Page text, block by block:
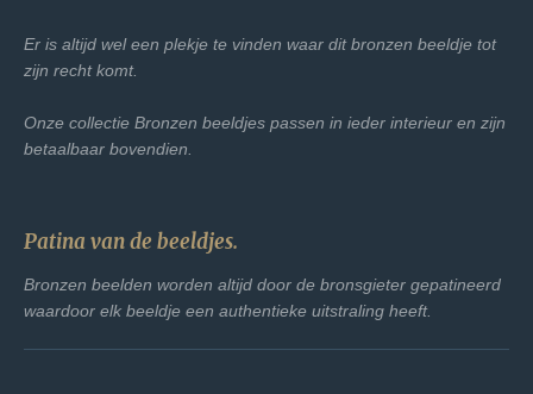
Er is altijd wel een plekje te vinden waar dit bronzen beeldje tot
zijn recht komt.
Onze collectie Bronzen beeldjes passen in ieder interieur en zijn
betaalbaar bovendien.
Patina van de beeldjes.
Bronzen beelden worden altijd door de bronsgieter gepatineerd
waardoor elk beeldje een authentieke uitstraling heeft.